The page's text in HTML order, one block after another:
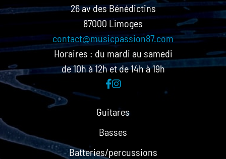
Guitares
Basses
Batteries/percussions
26 av des Bénédictins
87000 Limoges
contact@musicpassion87.com
Horaires : du mardi au samedi
de 10h à 12h et de 14h à 19h